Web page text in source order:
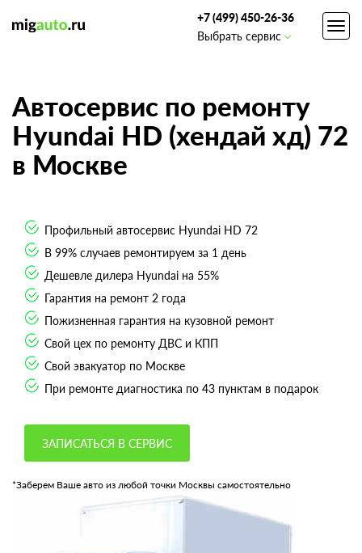
+7 (499) 450-26-36
Выбрать сервис
Автосервис по ремонту
Hyundai HD (хендай хд) 72
в Москве
Профильный автосервис Hyundai HD 72
В 99% случаев ремонтируем за 1 день
Дешевле дилера Hyundai на 55%
Гарантия на ремонт 2 года
Пожизненная гарантия на кузовной ремонт
Свой цех по ремонту ДВС и КПП
Свой эвакуатор по Москве
При ремонте диагностика по 43 пунктам в подарок
ЗАПИСАТЬСЯ В СЕРВИС
*Заберем Ваше авто из любой точки Москвы самостоятельно